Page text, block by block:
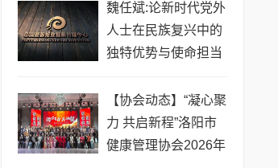
魏任斌:论新时代党外
人士在民族复兴中的
独特优势与使命担当
【协会动态】“凝心聚
力 共启新程”洛阳市
健康管理协会2026年